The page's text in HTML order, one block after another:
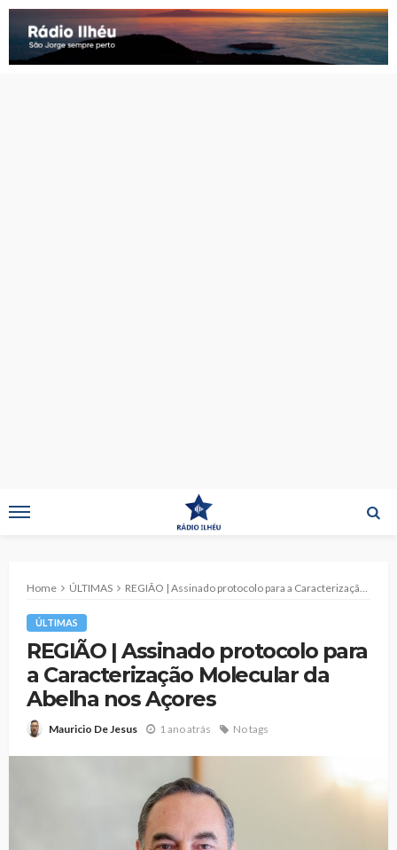
Home ÚLTIMAS REGIÃO | Assinado protocolo para a Caracterização Molecular da Abelha nos Açores
ÚLTIMAS
REGIÃO | Assinado protocolo para
a Caracterização Molecular da
Abelha nos Açores
Mauricio De Jesus 1 ano atrás No tags